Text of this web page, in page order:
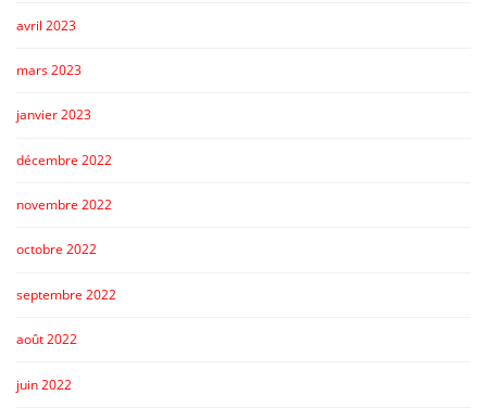
avril 2023
mars 2023
janvier 2023
décembre 2022
novembre 2022
octobre 2022
septembre 2022
août 2022
juin 2022